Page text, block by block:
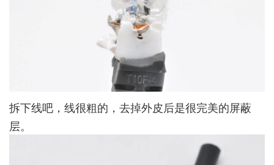
拆下线吧，线很粗的，去掉外皮后是很完美的屏蔽
层。